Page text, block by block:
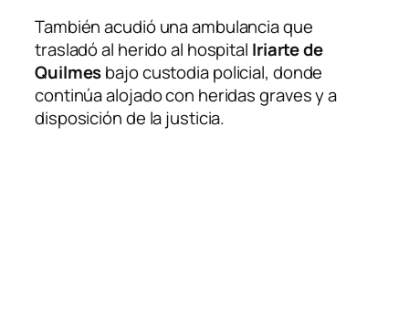
También acudió una ambulancia que
trasladó al herido al hospital Iriarte de
Quilmesbajo custodia policial, donde
continúa alojado con heridas graves y a
disposición de la justicia.